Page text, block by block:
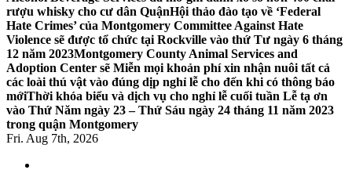
rượu whisky cho cư dân QuậnHội thảo đào tạo về ‘Federal
Hate Crimes’ của Montgomery Committee Against Hate
Violence sẽ được tổ chức tại Rockville vào thứ Tư ngày 6 tháng
12 năm 2023Montgomery County Animal Services and
Adoption Center sẽ Miễn mọi khoản phí xin nhận nuôi tất cả
các loài thú vật vào đúng dịp nghỉ lễ cho đến khi có thông báo
mớiThời khóa biểu và dịch vụ cho nghỉ lễ cuối tuần Lễ tạ ơn
vào Thứ Năm ngày 23 – Thứ Sáu ngày 24 tháng 11 năm 2023
trong quận Montgomery
Fri. Aug 7th, 2026